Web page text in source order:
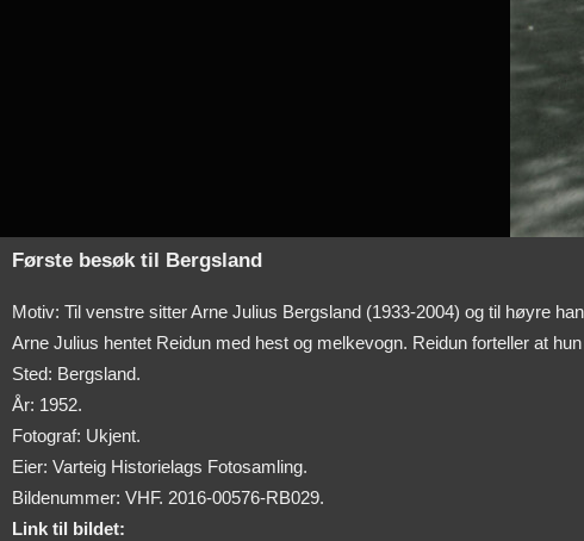
Første besøk til Bergsland
Motiv: Til venstre sitter Arne Julius Bergsland (1933-2004) og til høyre
Arne Julius hentet Reidun med hest og melkevogn. Reidun forteller at
Sted: Bergsland.
År: 1952.
Fotograf: Ukjent.
Eier: Varteig Historielags Fotosamling.
Bildenummer: VHF. 2016-00576-RB029.
Link til bildet: